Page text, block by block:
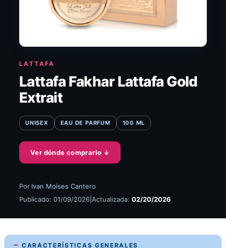
LATTAFA
Lattafa Fakhar Lattafa Gold
Extrait
UNISEX EAU DE PARFUM 100 ML
Ver dónde comprarlo ↓
Por Ivan Moises Cantero
Publicado: 01/09/2026 Actualizada: 02/20/2026
CARACTERÍSTICAS GENERALES